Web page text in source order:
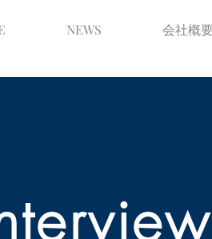
NEWS 会社概